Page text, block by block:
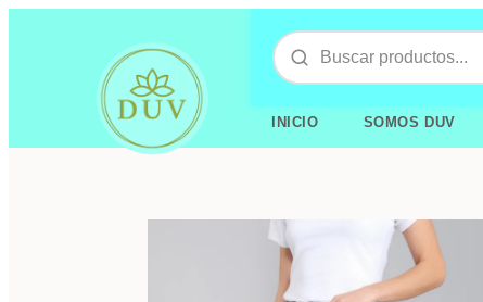
INICIO SOMOS DUV